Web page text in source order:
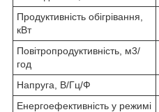
Продуктивність обігрівання,
кВт
Повітропродуктивність, м3/
год
Напруга, В/Гц/Ф
Енергоефективність у режимі